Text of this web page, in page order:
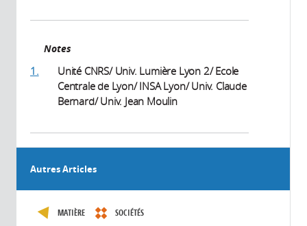
Notes
1.
Unité CNRS/ Univ. Lumière Lyon 2/ Ecole
Centrale de Lyon/ INSA Lyon/ Univ. Claude
Bernard/ Univ. Jean Moulin
Autres Articles
MATIÈRE SOCIÉTÉS